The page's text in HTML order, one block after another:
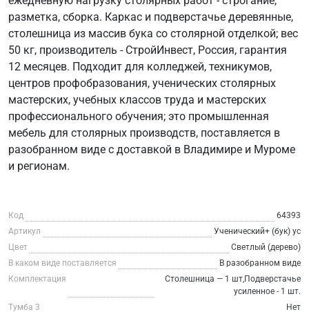
разметка, сборка. Каркас и подверстачье деревянные,
столешница из массив бука со столярной отделкой; вес
50 кг, производитель - СтройИнвест, Россия, гарантия
12 месяцев. Подходит для колледжей, техникумов,
центров профобразования, ученических столярных
мастерских, учебных классов труда и мастерских
профессионального обучения; это промышленная
мебель для столярных производств, поставляется в
разобранном виде с доставкой в Владимире и Муроме
и регионам.
Код
64393
Артикул
Ученический+ (бук) ус
Цвет
Светлый (дерево)
В каком виде поставляется
В разобранном виде
Комплектация
Столешница — 1 шт,Подверстачье
усиленное - 1 шт.
Тумба 3
Нет